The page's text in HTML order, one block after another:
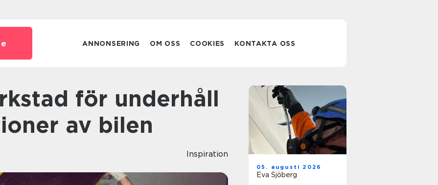
ANNONSERING OM OSS COOKIES KONTAKTA OSS
av bilen
Inspiration
05. augusti 2026
Eva Sjöberg